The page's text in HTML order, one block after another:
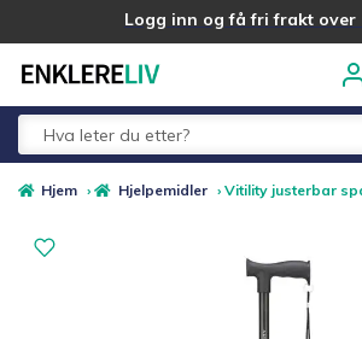
Logg inn og få fri frakt over
Alle kategorier
Medlemstilbud
Hjem › Hjelpemidler › Vitility justerbar